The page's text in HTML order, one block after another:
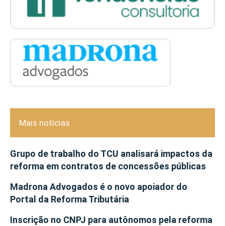
Mais notícias
Grupo de trabalho do TCU analisará impactos da
reforma em contratos de concessões públicas
Madrona Advogados é o novo apoiador do
Portal da Reforma Tributária
Inscrição no CNPJ para autônomos pela reforma